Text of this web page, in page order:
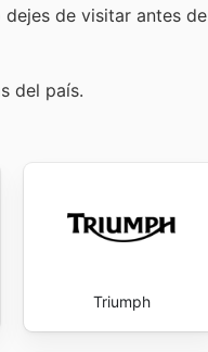
dejes de visitar antes de
del país.
Triumph